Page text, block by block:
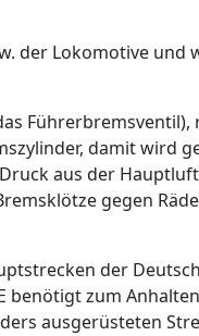
der Lokomotive und
Führerbremsventil),
damit wird
aus der
gegen
der
benötigt zum
ausgerüsteten